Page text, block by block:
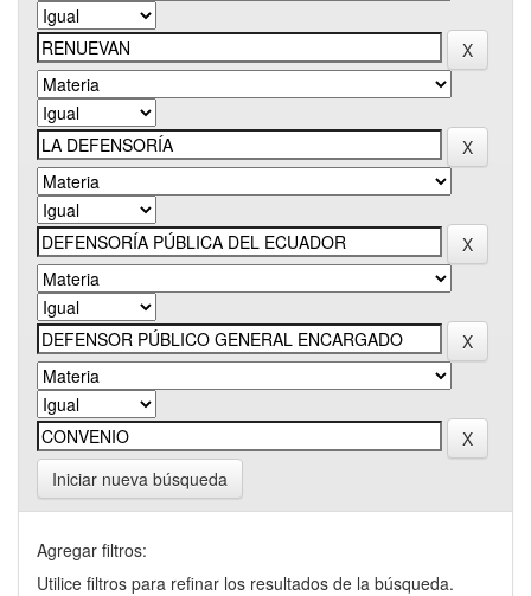
Iniciar nueva búsqueda
Agregar filtros:
Utilice filtros para refinar los resultados de la búsqueda.